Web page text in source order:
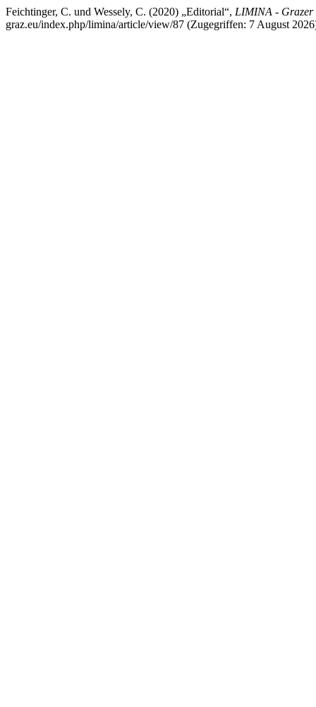
Feichtinger, C. und Wessely, C. (2020) „Editorial“, LIMINA - Grazer
graz.eu/index.php/limina/article/view/87 (Zugegriffen: 7 August